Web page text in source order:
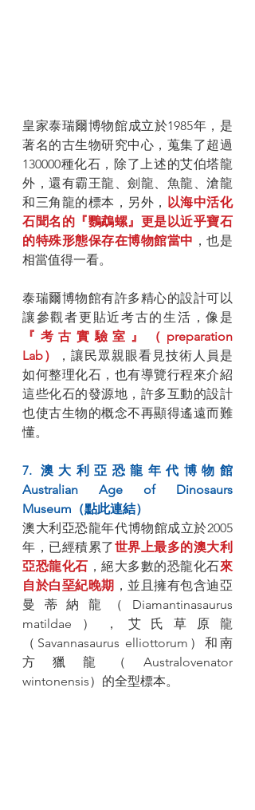
皇家泰瑞爾博物館成立於1985年，是
著名的古生物研究中心，蒐集了超過
130000種化石，除了上述的艾伯塔龍
外，還有霸王龍、劍龍、魚龍、滄龍
和三角龍的標本，另外， 以海中活化
石聞名的『鸚鵡螺』更是以近乎寶石
的特殊形態保存在博物館當中 ，也是
相當值得一看。
泰瑞爾博物館有許多精心的設計可以
讓參觀者更貼近考古的生活，像是
『考古實驗室』（preparation
Lab）
，讓民眾親眼看見技術人員是
如何整理化石，也有導覽行程來介紹
這些化石的發源地，許多互動的設計
也使古生物的概念不再顯得遙遠而難
懂。
7. 澳大利亞恐龍年代博物館
Australian Age of Dinosaurs
Museum（點此連結）
澳大利亞恐龍年代博物館成立於2005
年，已經積累了世界上最多的澳大利
亞恐龍化石 ，絕大多數的恐龍化石來
自於白堊紀晚期 ，並且擁有包含迪亞
曼蒂納龍（Diamantinasaurus
matildae），艾氏草原龍
（Savannasaurus elliottorum）和南
方獵龍（Australovenator
wintonensis）的全型標本。